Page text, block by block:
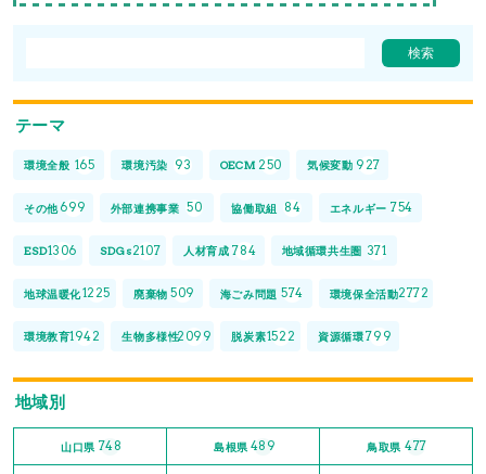
テーマ
環境全般 165 環境汚染 93 OECM 250 気候変動 927
その他699 外部連携事業 50 協働取組 84 エネルギー 754
ESD1306 SDGs2107 人材育成 784 地域循環共生圏 371
地球温暖化1225 廃棄物 509 海ごみ問題 574 環境保全活動2772
環境教育1942 生物多様性2099 脱炭素1522 資源循環 799
地域別
山口県 748 島根県 489 鳥取県 477